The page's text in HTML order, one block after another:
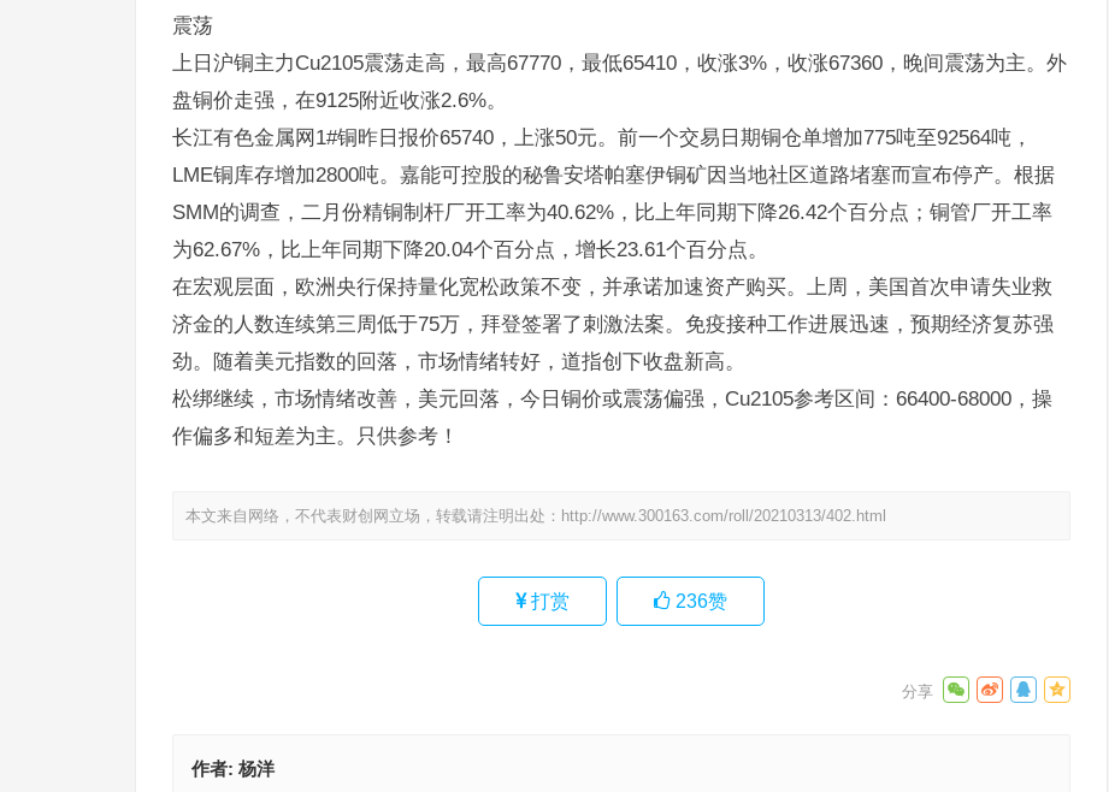
震荡
上日沪铜主力Cu2105震荡走高，最高67770，最低65410，收涨3%，收涨67360，晚间震荡为主。外
盘铜价走强，在9125附近收涨2.6%。
长江有色金属网1#铜昨日报价65740，上涨50元。前一个交易日期铜仓单增加775吨至92564吨，
LME铜库存增加2800吨。嘉能可控股的秘鲁安塔帕塞伊铜矿因当地社区道路堵塞而宣布停产。根据
SMM的调查，二月份精铜制杆厂开工率为40.62%，比上年同期下降26.42个百分点；铜管厂开工率
为62.67%，比上年同期下降20.04个百分点，增长23.61个百分点。
在宏观层面，欧洲央行保持量化宽松政策不变，并承诺加速资产购买。上周，美国首次申请失业救
济金的人数连续第三周低于75万，拜登签署了刺激法案。免疫接种工作进展迅速，预期经济复苏强
劲。随着美元指数的回落，市场情绪转好，道指创下收盘新高。
松绑继续，市场情绪改善，美元回落，今日铜价或震荡偏强，Cu2105参考区间：66400-68000，操
作偏多和短差为主。只供参考！
本文来自网络，不代表财创网立场，转载请注明出处： http://www.300163.com/roll/20210313/402.html
打赏 236赞
作者: 杨洋